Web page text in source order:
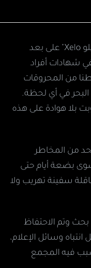
يوم 16 أفريل 2022. غرقت ناقلة نفطية تدعى "اكسيلو Xelo" على بعد
شهادات أفراد
الذين تم انقاذهم، اعتُقد أن كمية تبلغ 750 طنا من المحروقات
في أي لحظة.
بلا هوادة على هذه
من المخاطر
بضعة أيام حتى
سفينة تهريب ولا
وتم الاحتفاظ
وسائل الإعلام،
فيه المجمع